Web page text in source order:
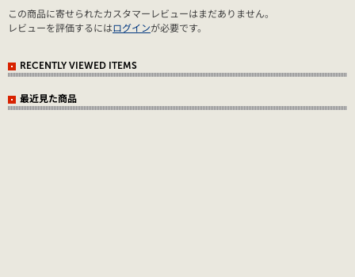
この商品に寄せられたカスタマーレビューはまだありません。
レビューを評価するにはログインが必要です。
RECENTLY VIEWED ITEMS
最近見た商品